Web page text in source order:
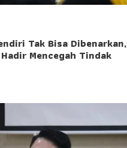
Tak Bisa Dibenarkan,
Mencegah Tindak